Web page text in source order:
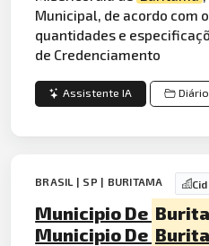
Municipal, de acordo com
quantidades e
de Credenciamento
Assistente IA Diário
BRASIL | SP | BURITAMA
Municipio De
Municipio De